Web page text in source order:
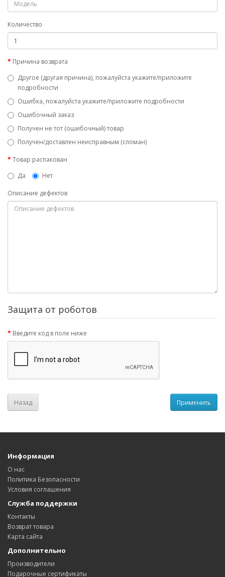
Количество
Причина возврата
Другое (другая причина), пожалуйста укажите/приложите
подробности
Ошибка, пожалуйста укажите/приложите подробности
Ошибочный заказ
Получен не тот (ошибочный) товар
Получен/доставлен неисправным (сломан)
Товар распакован
Да
Нет
Описание дефектов
Защита от роботов
Введите код в поле ниже
Назад
Информация
О нас
Политика Безопасности
Условия соглашения
Служба поддержки
Контакты
Возврат товара
Карта сайта
Дополнительно
Производители
Подарочные сертификаты